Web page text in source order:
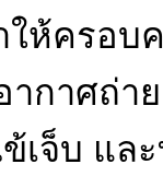
ให้ครอบ
กาศถ่า
เจ็บ แ